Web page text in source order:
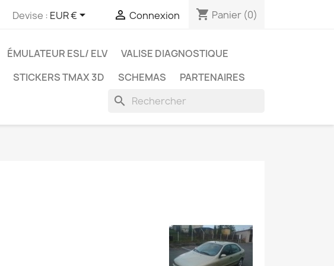
Devise : EUR €  Connexion shopping_cart Panier (0)
ÉMULATEUR ESL/ ELV
VALISE DIAGNOSTIQUE
STICKERS TMAX 3D SCHEMAS PARTENAIRES
search